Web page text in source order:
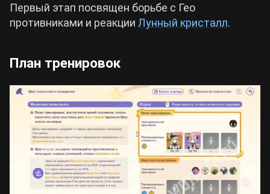
Первый этап посвящен борьбе с Гео
противниками и реакции Лунный кристалл.
План тренировок